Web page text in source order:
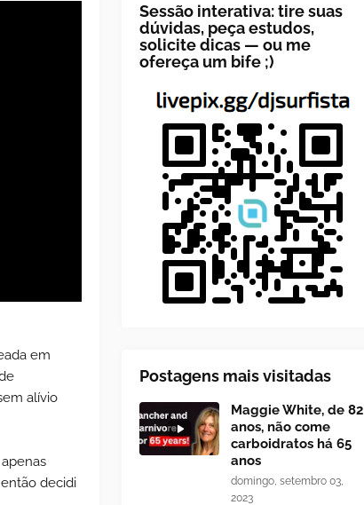
em
alívio
decidi
Sessão interativa: tire suas
dúvidas, peça estudos,
solicite dicas — ou me
ofereça um bife ;)
Postagens mais visitadas
Maggie White, de 82
anos, não come
carboidratos há 65
anos
domingo, setembro 03,
2023